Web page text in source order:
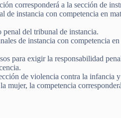
corresponderá a la sección de
de instancia con competencia en
del tribunal de instancia.
de instancia con competencia
para exigir la responsabilidad
de violencia contra la infancia
mujer, la competencia